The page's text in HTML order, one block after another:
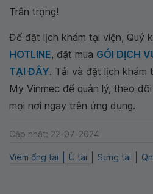
Trân trọng!
Để đặt lịch khám tại viện, Quý
HOTLINE, đặt mua GÓI DỊCH
TẠI ĐÂY. Tải và đặt lịch khám
My Vinmec để quản lý, theo
mọi nơi ngay trên ứng dụng.
Cập nhật: 22-07-2024
Viêm ống tai Ù tai Sưng tai